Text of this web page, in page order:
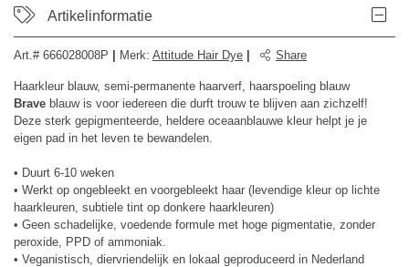
Artikelinformatie
Art.# 666028008P Merk: Attitude Hair Dye Share
Haarkleur blauw, semi-permanente haarverf, haarspoeling blauw
Brave blauw is voor iedereen die durft trouw te blijven aan zichzelf!
Deze sterk gepigmenteerde, heldere oceaanblauwe kleur helpt je je
eigen pad in het leven te bewandelen.
• Duurt 6-10 weken
• Werkt op ongebleekt en voorgebleekt haar (levendige kleur op lichte
haarkleuren, subtiele tint op donkere haarkleuren)
• Geen schadelijke, voedende formule met hoge pigmentatie, zonder
peroxide, PPD of ammoniak.
• Veganistisch, diervriendelijk en lokaal geproduceerd in Nederland